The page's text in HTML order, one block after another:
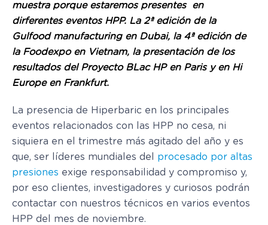
muestra porque estaremos presentes en
dirferentes eventos HPP. La 2ª edición de la
Gulfood manufacturing en Dubai, la 4ª edición de
la Foodexpo en Vietnam, la presentación de los
resultados del Proyecto BLac HP en Paris y en Hi
Europe en Frankfurt.
La presencia de Hiperbaric en los principales
eventos relacionados con las HPP no cesa, ni
siquiera en el trimestre más agitado del año y es
que, ser líderes mundiales del procesado por altas
presiones exige responsabilidad y compromiso y,
por eso clientes, investigadores y curiosos podrán
contactar con nuestros técnicos en varios eventos
HPP del mes de noviembre.